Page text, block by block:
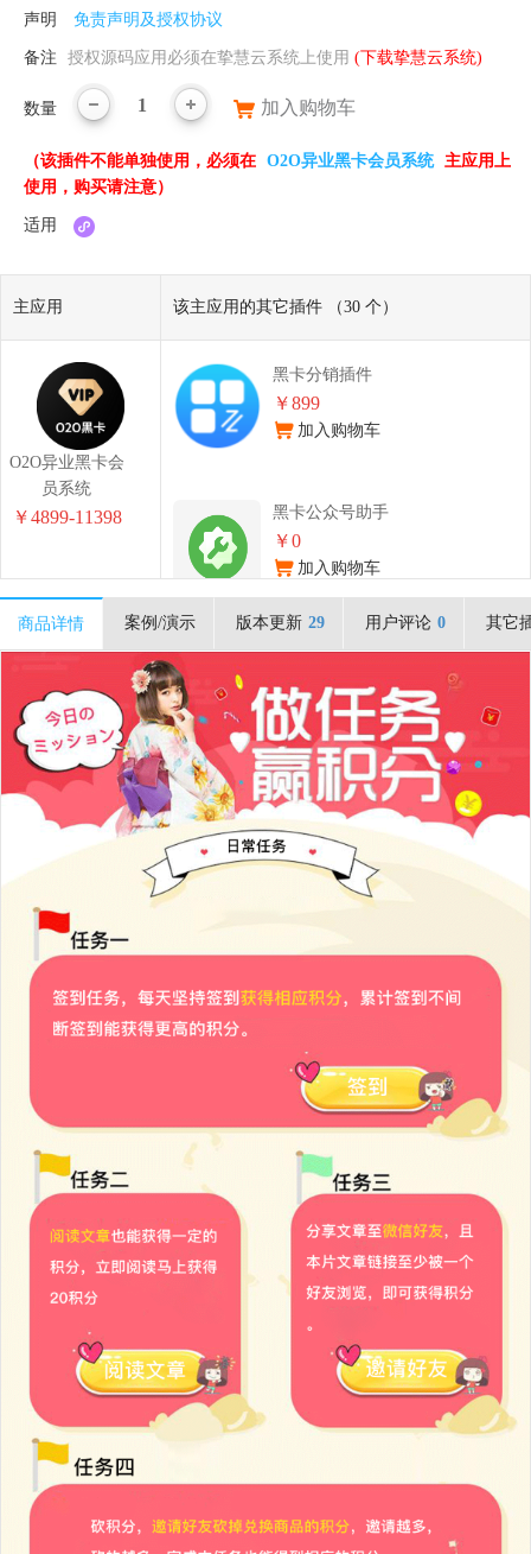
声明 免责声明及授权协议
备注 授权源码应用必须在挚慧云系统上使用 (下载挚慧云系统)
数量 1 加入购物车
（该插件不能单独使用，必须在 O2O异业黑卡会员系统
主应用上
使用，购买请注意）
适用
主应用
O2O异业黑卡会
员系统
￥4899-11398
该主应用的其它插件 （30 个）
黑卡分销插件
￥899
加入购物车
黑卡公众号助手
￥0
加入购物车
黑卡活动宝插件
￥2899
加入购物车
黑卡活动次卡插件
￥1699
加入购物车
￥899
黑卡商家联盟红包插件
￥1699
加入购物车
黑卡裂变券插件
￥0
加入购物车
加入购物车
加入购物车
商品详情 案例/演示 版本更新 29 用户评论 0 其它